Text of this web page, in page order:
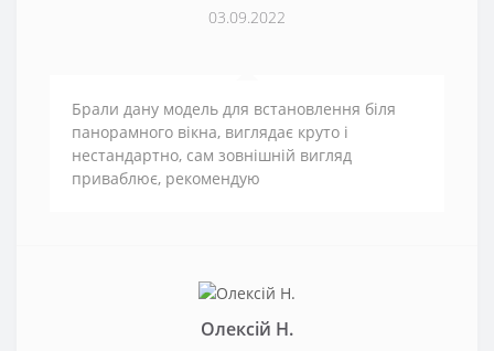
03.09.2022
Брали дану модель для встановлення біля
панорамного вікна, виглядає круто і
нестандартно, сам зовнішній вигляд
приваблює, рекомендую
Олексій Н.